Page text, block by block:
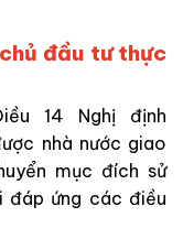
đầu tư thực
14 Nghị định
nhà nước giao
mục đích sử
đáp ứng các điều